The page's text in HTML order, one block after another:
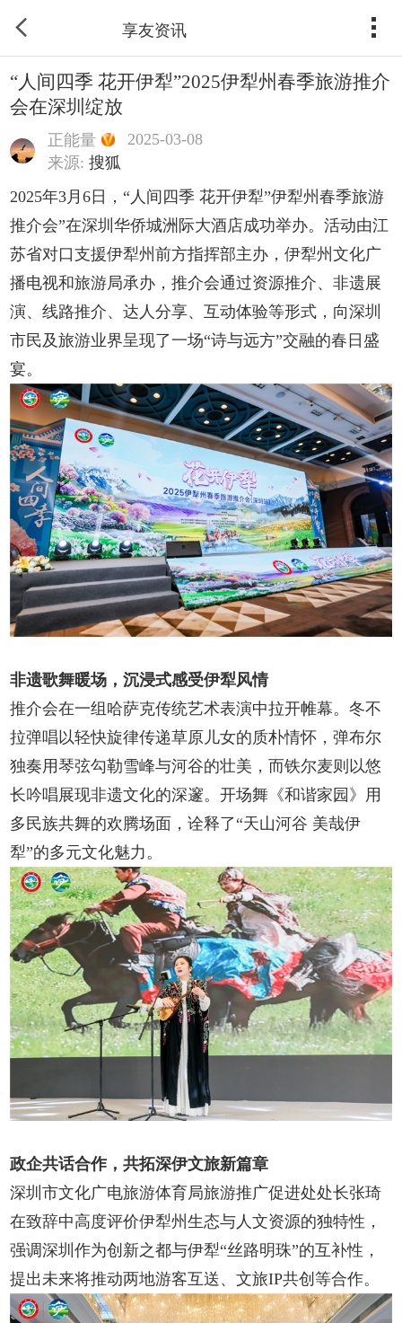
享友资讯
“人间四季 花开伊犁”2025伊犁州春季旅游推介
会在深圳绽放
正能量
2025-03-08
来源: 搜狐
2025年3月6日，“人间四季 花开伊犁”伊犁州春季旅游
推介会”在深圳华侨城洲际大酒店成功举办。活动由江
苏省对口支援伊犁州前方指挥部主办，伊犁州文化广
播电视和旅游局承办，推介会通过资源推介、非遗展
演、线路推介、达人分享、互动体验等形式，向深圳
市民及旅游业界呈现了一场“诗与远方”交融的春日盛
宴。
非遗歌舞暖场，沉浸式感受伊犁风情
推介会在一组哈萨克传统艺术表演中拉开帷幕。冬不
拉弹唱以轻快旋律传递草原儿女的质朴情怀，弹布尔
独奏用琴弦勾勒雪峰与河谷的壮美，而铁尔麦则以悠
长吟唱展现非遗文化的深邃。开场舞《和谐家园》用
多民族共舞的欢腾场面，诠释了“天山河谷 美哉伊
犁”的多元文化魅力。
政企共话合作，共拓深伊文旅新篇章
深圳市文化广电旅游体育局旅游推广促进处处长张琦
在致辞中高度评价伊犁州生态与人文资源的独特性，
强调深圳作为创新之都与伊犁“丝路明珠”的互补性，
提出未来将推动两地游客互送、文旅IP共创等合作。